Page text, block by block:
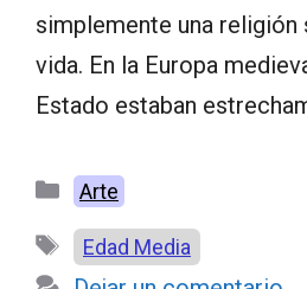
simplemente una religión
vida. En la Europa
Estado estaban
Categorías
Arte
Etiquetas
Edad Media